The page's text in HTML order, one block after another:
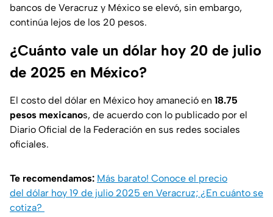
bancos de Veracruz y México se elevó, sin embargo,
continúa lejos de los 20 pesos.
¿Cuánto vale un dólar hoy 20 de julio
de 2025 en México?
El costo del dólar en México hoy amaneció en 18.75
pesos mexicanos, de acuerdo con lo publicado por el
Diario Oficial de la Federación en sus redes sociales
oficiales.
Te recomendamos: Más barato! Conoce el precio
del dólar hoy 19 de julio 2025 en Veracruz; ¿En cuánto se
cotiza?